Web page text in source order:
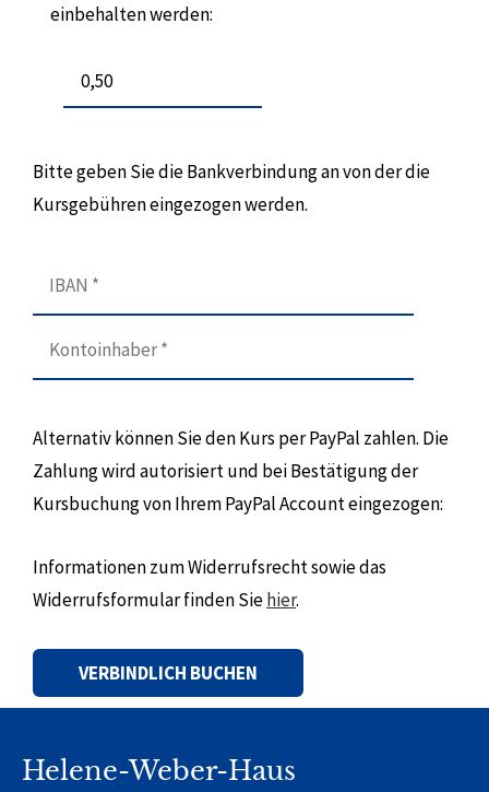
einbehalten werden:
Bitte geben Sie die Bankverbindung an von der die
Kursgebühren eingezogen werden.
Alternativ können Sie den Kurs per PayPal zahlen. Die
Zahlung wird autorisiert und bei Bestätigung der
Kursbuchung von Ihrem PayPal Account eingezogen:
Informationen zum Widerrufsrecht sowie das
Widerrufsformular finden Siehier.
Helene-Weber-Haus